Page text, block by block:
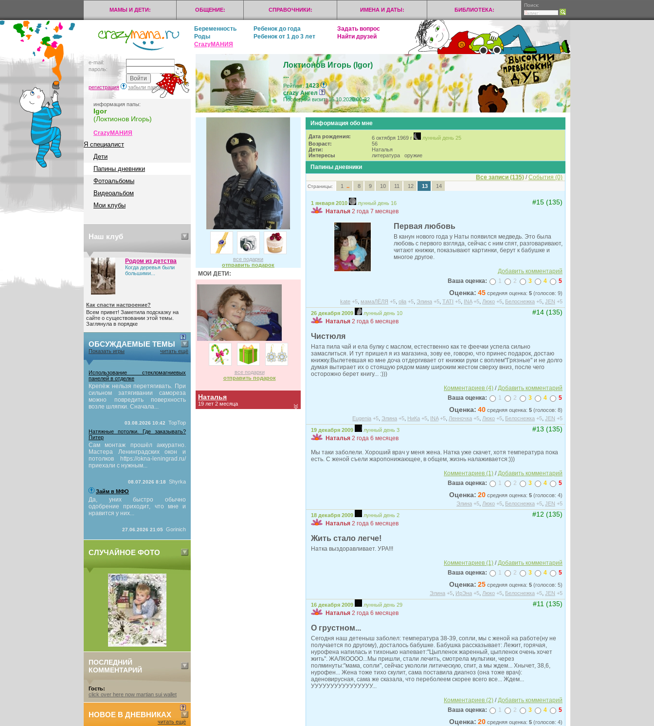
МАМЫ И ДЕТИ: ОБЩЕНИЕ: СПРАВОЧНИКИ: ИМЕНА И ДАТЫ: БИБЛИОТЕКА:
Поиск:
Беременность Ребенок до года
Задать вопрос
Роды
Ребенок от 1 до 3 лет
Найти друзей
CrazyМАНИЯ
e-mail:
пароль:
регистрация забыли пароль?
информация папы:
Igor
(Локтионов Игорь)
CrazyМАНИЯ
Я специалист
Дети
Папины дневники
Фотоальбомы
Видеоальбом
Мои клубы
Наш клуб
Родом из детства
Когда деревья были
большими...
Как спасти настроение?
Всем привет! Заметила подсказку на
сайте о существовании этой темы.
Заглянула в порядке
ОБСУЖДАЕМЫЕ ТЕМЫ
Показать игры читать ещё
Использование стекломагниевых
панелей в отделке
Крепёж нельзя перетягивать. При
сильном затягивании самореза
можно повредить поверхность
возле шляпки. Сначала...
03.08.2026 10:42
TopTop
Натяжные потолки. Где заказывать?
Питер
Сам монтаж прошёл аккуратно.
Мастера Ленинградских окон и
потолков https://okna-leningrad.ru/
приехали с нужным...
08.07.2026 8:18
Shyrka
Займ в МФО
Да, уних быстро обычно
одобрение приходит, что мне и
нравится у них...
27.06.2026 21:05 Gorinich
СЛУЧАЙНОЕ ФОТО
ПОСЛЕДНИЙ
КОММЕНТАРИЙ
Гость:
click over here now martian sui wallet
НОВОЕ В ДНЕВНИКАХ
читать ещё
Локтионов Игорь (Igor)
...
Рейтинг:1423
crazy Ангел
Последний визит: 16.10.2020 00-32
все подарки
отправить подарок
МОИ ДЕТИ:
все подарки
отправить подарок
Наталья
19 лет 2 месяца
Информация обо мне
Дата рождения: 6 октября 1969 г
лунный день 25
Возраст:
56
Дети:
Наталья
Интересы
литература оружие
Папины дневники
Все записи (135) /События (0)
Страницы: 1 .. 8 9 10 11 12 13 14
1 января 2010 лунный день 16 #15 (135)
Наталья 2 года 7 месяцев
Первая любовь
В канун нового года у Наты появился медведь. Это была
любовь с первого взгляда, сейчас с ним спят, разговаривают,
читают книжки, показывают картинки, берут к бабушке и
многое другое.
Добавить комментарий
Ваша оценка:
1 2 3 4 5
Оценка: 45 средняя оценка: 5 (голосов: 9)
kate +5, мамаЛЁЛЯ +5, olia +5, Элина +5, ТАТI +5, INA +5, Люко +5, Белоснежка +5, JEN +5
26 декабря 2009
лунный день 10 #14 (135)
Наталья 2 года 6 месяцев
Чистюля
Ната пила чай и ела булку с маслом, естественно как те феечки успела сильно
замаслиться. И тут пришел я из магазина, зову ее, говорю, что принес подарок, достаю
книжку.Вылетевшая ко мне доча отдергивает от книжки руки с воплем"Грязные" и не долго
думая вытирает их о стоящую рядом маму широким жестом сверху вниз, после чего
осторожно берет книгу... :)))
Комментариев (4) /Добавить комментарий
Ваша оценка:
1 2 3 4 5
Оценка: 40 средняя оценка: 5 (голосов: 8)
Eugenia +5, Элина +5, НиКа +5, INA +5, Ленночка +5, Люко +5, Белоснежка +5, JEN +5
19 декабря 2009
лунный день 3 #13 (135)
Наталья 2 года 6 месяцев
Мы таки заболели. Хороший врач у меня жена. Натка уже скачет, хотя температура пока
есть. С женой съели жаропонижающее, в общем, жизнь налаживается:)))
Комментариев (1) /Добавить комментарий
Ваша оценка:
1 2 3 4 5
Оценка: 20 средняя оценка: 5 (голосов: 4)
Элина +5, Люко +5, Белоснежка +5, JEN +5
18 декабря 2009
лунный день 2 #12 (135)
Наталья 2 года 6 месяцев
Жить стало легче!
Натка выздоравливает. УРА!!!
Комментариев (1) /Добавить комментарий
Ваша оценка:
1 2 3 4 5
Оценка: 25 средняя оценка: 5 (голосов: 5)
Элина +5, ИрЭна +5, Люко +5, Белоснежка +5, JEN +5
16 декабря 2009
лунный день 29 #11 (135)
Наталья 2 года 6 месяцев
О грустном...
Сегодня наш детеныш заболел: температура 38-39, сопли, мы с женой на работе(ну не
получается по другому), досталось бабушке. Бабушка рассказывает: Лежит, горячая,
нурофена напилась и тихонько напевает:"Цыпленок жаренный, цыпленок очень хочет
жить". ЖАЛКОООО...Мы пришли, стали лечить, смотрела мультики, через
полминуты:"мама, сопли", сейчас укололи литическую, спит, а мы ждем... Хнычет, 38,6,
нурофен... Жена тоже тихо скулит, сама поставила диагноз (она тоже врач):
аденовирусная, сама же сказала, что переболеем скорее всего все... Ждем...
УУУУУУУУУУУУУУУУ...
Комментариев (2) /Добавить комментарий
Ваша оценка:
1 2 3 4 5
Оценка: 20 средняя оценка: 5 (голосов: 4)